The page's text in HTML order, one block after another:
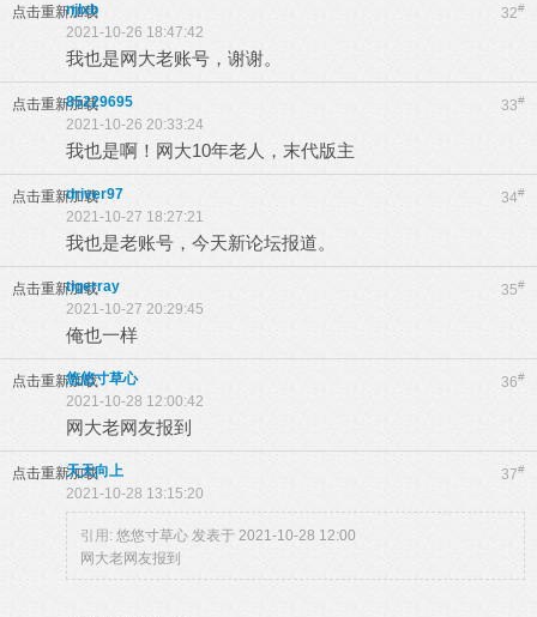
点击重新加载 32#
njlxb
2021-10-26 18:47:42
我也是网大老账号，谢谢。
点击重新加载 33#
85229695
2021-10-26 20:33:24
我也是啊！网大10年老人，末代版主
点击重新加载 34#
driver97
2021-10-27 18:27:21
我也是老账号，今天新论坛报道。
点击重新加载 35#
tigerray
2021-10-27 20:29:45
俺也一样
点击重新加载 36#
悠悠寸草心
2021-10-28 12:00:42
网大老网友报到
点击重新加载 37#
天天向上
2021-10-28 13:15:20
引用: 悠悠寸草心 发表于 2021-10-28 12:00
网大老网友报到